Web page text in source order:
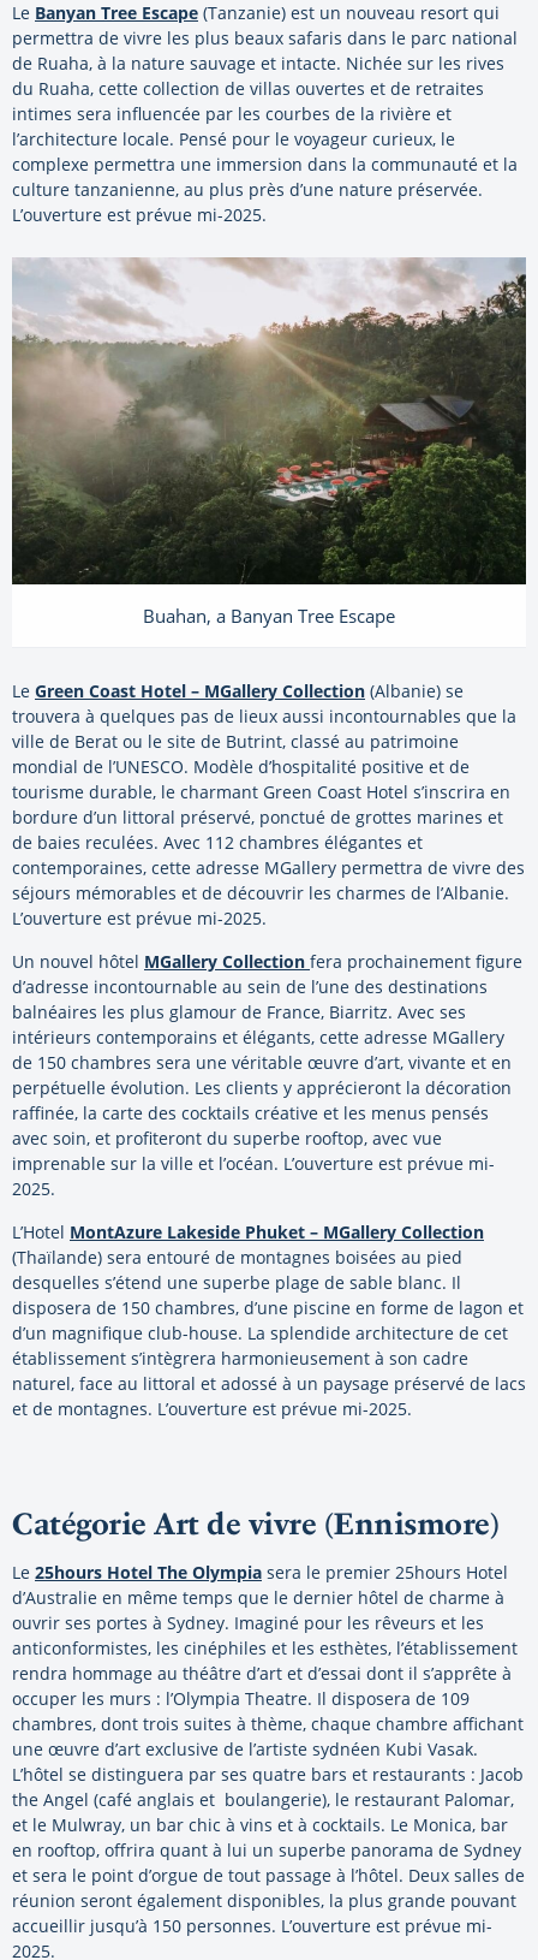
Le Banyan Tree Escape (Tanzanie) est un nouveau resort qui
permettra de vivre les plus beaux safaris dans le parc national
de Ruaha, à la nature sauvage et intacte. Nichée sur les rives
du Ruaha, cette collection de villas ouvertes et de retraites
intimes sera influencée par les courbes de la rivière et
l’architecture locale. Pensé pour le voyageur curieux, le
complexe permettra une immersion dans la communauté et la
culture tanzanienne, au plus près d’une nature préservée.
L’ouverture est prévue mi-2025.
Buahan, a Banyan Tree Escape
Le Green Coast Hotel – MGallery Collection (Albanie) se
trouvera à quelques pas de lieux aussi incontournables que la
ville de Berat ou le site de Butrint, classé au patrimoine
mondial de l’UNESCO. Modèle d’hospitalité positive et de
tourisme durable, le charmant Green Coast Hotel s’inscrira en
bordure d’un littoral préservé, ponctué de grottes marines et
de baies reculées. Avec 112 chambres élégantes et
contemporaines, cette adresse MGallery permettra de vivre des
séjours mémorables et de découvrir les charmes de l’Albanie.
L’ouverture est prévue mi-2025.
Un nouvel hôtel MGallery Collection fera prochainement figure
d’adresse incontournable au sein de l’une des destinations
balnéaires les plus glamour de France, Biarritz. Avec ses
intérieurs contemporains et élégants, cette adresse MGallery
de 150 chambres sera une véritable œuvre d’art, vivante et en
perpétuelle évolution. Les clients y apprécieront la décoration
raffinée, la carte des cocktails créative et les menus pensés
avec soin, et profiteront du superbe rooftop, avec vue
imprenable sur la ville et l’océan. L’ouverture est prévue mi-
2025.
L’Hotel MontAzure Lakeside Phuket – MGallery Collection
(Thaïlande) sera entouré de montagnes boisées au pied
desquelles s’étend une superbe plage de sable blanc. Il
disposera de 150 chambres, d’une piscine en forme de lagon et
d’un magnifique club-house. La splendide architecture de cet
établissement s’intègrera harmonieusement à son cadre
naturel, face au littoral et adossé à un paysage préservé de lacs
et de montagnes. L’ouverture est prévue mi-2025.
Catégorie Art de vivre (Ennismore)
Le 25hours Hotel The Olympia sera le premier 25hours Hotel
d’Australie en même temps que le dernier hôtel de charme à
ouvrir ses portes à Sydney. Imaginé pour les rêveurs et les
anticonformistes, les cinéphiles et les esthètes, l’établissement
rendra hommage au théâtre d’art et d’essai dont il s’apprête à
occuper les murs : l’Olympia Theatre. Il disposera de 109
chambres, dont trois suites à thème, chaque chambre affichant
une œuvre d’art exclusive de l’artiste sydnéen Kubi Vasak.
L’hôtel se distinguera par ses quatre bars et restaurants : Jacob
the Angel (café anglais et boulangerie), le restaurant Palomar,
et le Mulwray, un bar chic à vins et à cocktails. Le Monica, bar
en rooftop, offrira quant à lui un superbe panorama de Sydney
et sera le point d’orgue de tout passage à l’hôtel. Deux salles de
réunion seront également disponibles, la plus grande pouvant
accueillir jusqu’à 150 personnes. L’ouverture est prévue mi-
2025.